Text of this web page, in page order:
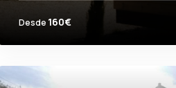
Desde 160€